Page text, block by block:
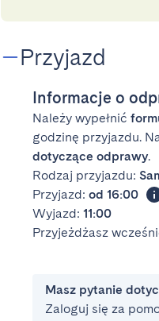
Przyjazd
Informacje o
Należy wypełnić
godzinę przyjazdu.
dotyczące odprawy.
Rodzaj przyjazdu:
Przyjazd: od 16:00
Wyjazd: 11:00
Przyjeżdżasz
Masz pytanie
Zaloguj się za